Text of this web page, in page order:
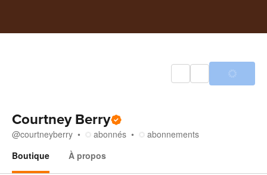
Courtney Berry
@courtneyberry abonnés
abonnements
Boutique
À propos